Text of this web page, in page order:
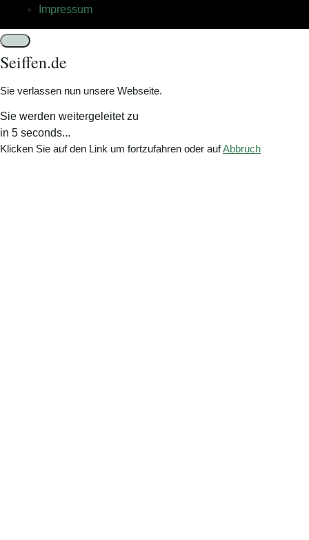
Impressum
Schließen
Seiffen.de
Sie verlassen nun unsere Webseite.
Sie werden weitergeleitet zu
in 5 seconds...
Klicken Sie auf den Link um fortzufahren oder aufAbbruch